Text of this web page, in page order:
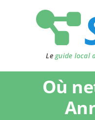
Le guide local
Où